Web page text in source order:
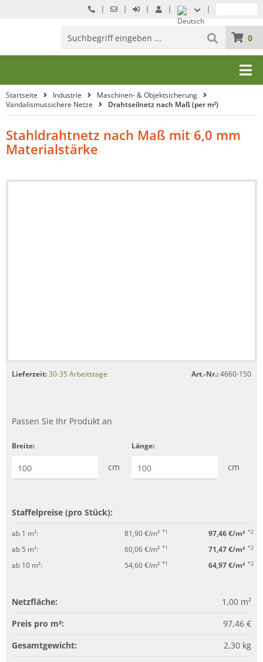
0
Startseite Industrie
Maschinen- & Objektsicherung
Vandalismussichere Netze
Drahtseilnetz nach Maß (per m²)
Stahldrahtnetz nach Maß mit 6,0 mm
Materialstärke
Lieferzeit:30-35 Arbeitstage Art.-Nr.:4660-150
Passen Sie Ihr Produkt an
Breite:
cm
Länge:
cm
Staffelpreise (pro Stück):
ab 1 m²: 81,90 €/m² *1 97,46 €/m² *2
ab 5 m²: 60,06 €/m² *1 71,47 €/m² *2
ab 10 m²: 54,60 €/m² *1 64,97 €/m² *2
Netzfläche: 1,00 m²
Preis pro m²:
97,46 €
Gesamtgewicht:
2,30 kg